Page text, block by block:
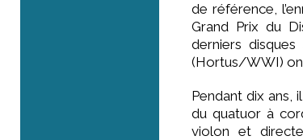
de référence,
Grand Prix du
derniers
(Hortus/WWI)
Pendant dix ans,
du quatuor à
violon et